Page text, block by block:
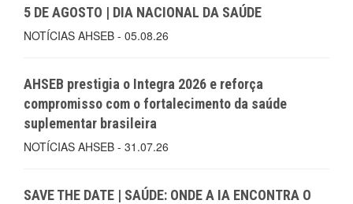
5 DE AGOSTO | DIA NACIONAL DA SAÚDE
NOTÍCIAS AHSEB - 05.08.26
AHSEB prestigia o Integra 2026 e reforça
compromisso com o fortalecimento da saúde
suplementar brasileira
NOTÍCIAS AHSEB - 31.07.26
SAVE THE DATE | SAÚDE: ONDE A IA ENCONTRA O